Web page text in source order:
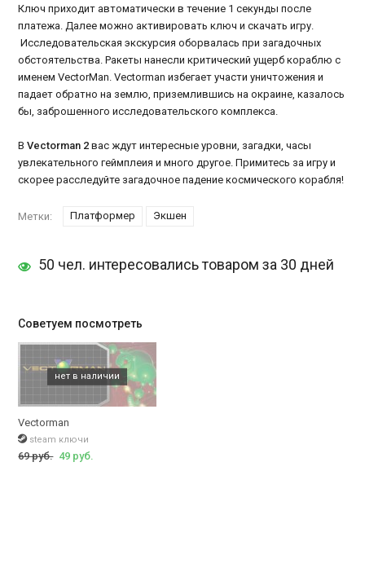
Ключ приходит автоматически в течение 1 секунды после
платежа. Далее можно активировать ключ и скачать игру.
Исследовательская экскурсия оборвалась при загадочных
обстоятельства. Ракеты нанесли критический ущерб кораблю с
именем VectorMan. Vectorman избегает участи уничтожения и
падает обратно на землю, приземлившись на окраине, казалось
бы, заброшенного исследовательского комплекса.
ВVectorman 2 вас ждут интересные уровни, загадки, часы
увлекательного геймплеия и много другое. Примитесь за игру и
скорее расследуйте загадочное падение космического корабля!
Метки: Платформер Экшен
50 чел. интересовались товаром за 30 дней
Советуем посмотреть
Vectorman
steam ключи
69 руб. 49 руб.